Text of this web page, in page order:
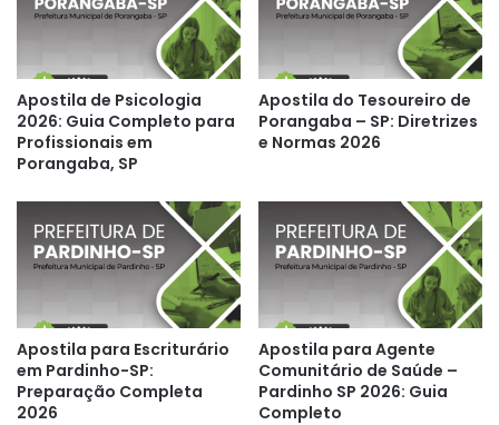
Apostila de Psicologia
2026: Guia Completo para
Profissionais em
Porangaba, SP
Apostila do Tesoureiro de
Porangaba – SP: Diretrizes
e Normas 2026
Apostila para Escriturário
em Pardinho-SP:
Preparação Completa
2026
Apostila para Agente
Comunitário de Saúde –
Pardinho SP 2026: Guia
Completo